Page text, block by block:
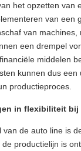
het opzetten van
van een
van
een drempel
middelen
kunnen dus
productieproces.
in flexibiliteit
van de auto line is
productielijn is